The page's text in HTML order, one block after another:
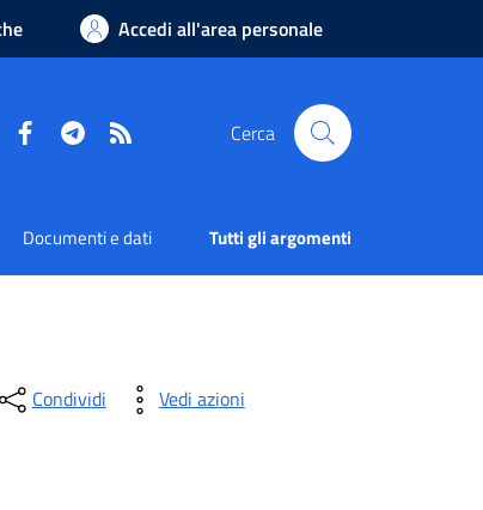
Accedi all'area personale
FacebookTelegram Cerca
Documenti e dati Tutti gli argomenti
Condividi Vedi azioni